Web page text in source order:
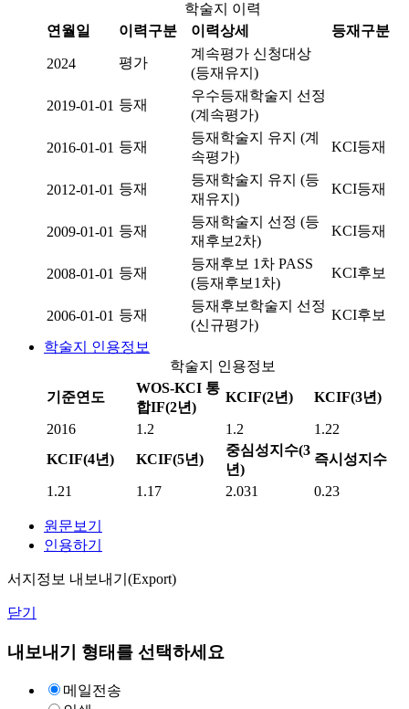
학술지 이력
연월일
이력구분 이력상세 등재구분
2024 평가
계속평가 신청대상
(등재유지)
2019-01-01 등재
우수등재학술지 선정
(계속평가)
2016-01-01 등재
등재학술지 유지 (계
속평가)
KCI등재
2012-01-01 등재
등재학술지 유지 (등
재유지)
KCI등재
2009-01-01 등재
등재학술지 선정 (등
재후보2차)
KCI등재
2008-01-01 등재
등재후보 1차 PASS
(등재후보1차)
KCI후보
2006-01-01 등재
등재후보학술지 선정
(신규평가)
KCI후보
학술지 인용정보
학술지 인용정보
기준연도
WOS-KCI 통
합IF(2년)
KCIF(2년) KCIF(3년)
2016 1.2 1.2
1.22
KCIF(4년)
KCIF(5년)
중심성지수(3
년)
즉시성지수
1.21 1.17 2.031 0.23
원문보기
인용하기
서지정보 내보내기(Export)
닫기
내보내기 형태를 선택하세요
메일전송